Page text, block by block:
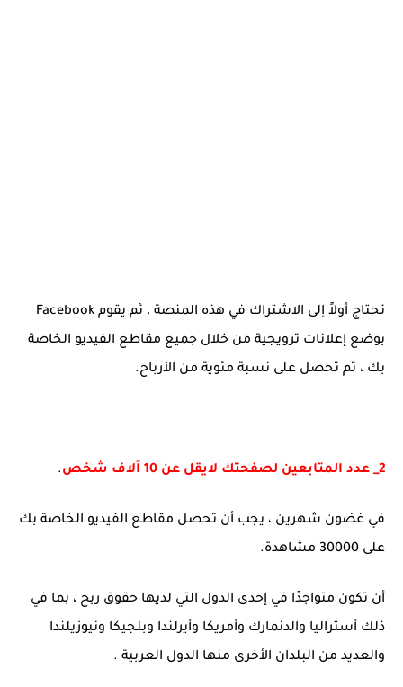
تحتاج أولاً إلى الاشتراك في هذه المنصة ، ثم يقوم Facebook
بوضع إعلانات ترويجية من خلال جميع مقاطع الفيديو الخاصة
بك ، ثم تحصل على نسبة مئوية من الأرباح.
2_ عدد المتابعين لصفحتك لايقل عن 10 آلاف شخص .
في غضون شهرين ، يجب أن تحصل مقاطع الفيديو الخاصة بك
على 30000 مشاهدة.
أن تكون متواجدًا في إحدى الدول التي لديها حقوق ربح ، بما في
ذلك أستراليا والدنمارك وأمريكا وأيرلندا وبلجيكا ونيوزيلندا
والعديد من البلدان الأخرى منها الدول العربية .